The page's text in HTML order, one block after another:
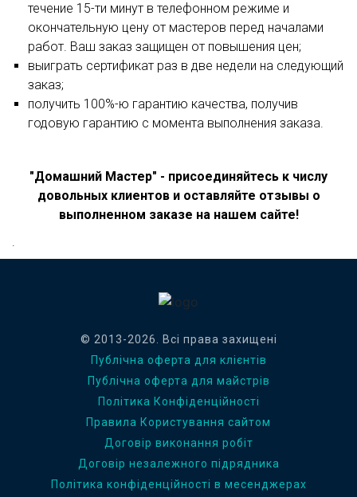
течение 15-ти минут в телефонном режиме и
окончательную цену от мастеров перед началами
работ. Ваш заказ защищен от повышения цен;
выиграть сертификат раз в две недели на следующий
заказ;
получить 100%-ю гарантию качества, получив
годовую гарантию с момента выполнения заказа.
"Домашний Мастер" - присоединяйтесь к числу
довольных клиентов и оставляйте отзывы о
выполненном заказе на нашем сайте!
.
© 2013-2026. Всі права захищені
Публічна оферта для клієнтів
Публічна оферта для майстрів
Політика Конфіденційності
Правила Користування сайтом
Договір виконання робіт
Договір незалежного підрядника
Політика конфіденційності в месенджерах